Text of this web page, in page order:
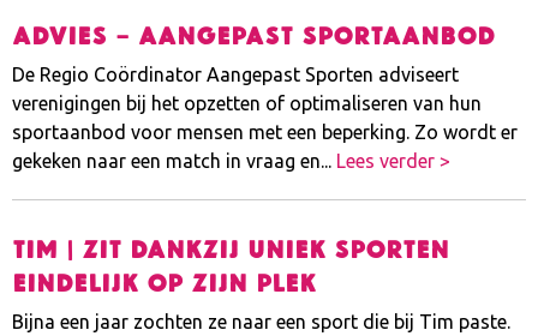
ADVIES – aangepast sportaanbod
De Regio Coördinator Aangepast Sporten adviseert
verenigingen bij het opzetten of optimaliseren van hun
sportaanbod voor mensen met een beperking. Zo wordt er
gekeken naar een match in vraag en... Lees verder >
Tim | Zit dankzij Uniek Sporten
eindelijk op zijn plek
Bijna een jaar zochten ze naar een sport die bij Tim paste.